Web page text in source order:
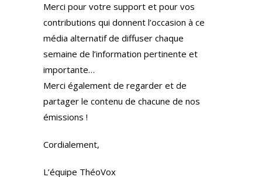
Merci pour votre support et pour vos
contributions qui donnent l’occasion à ce
média alternatif de diffuser chaque
semaine de l’information pertinente et
importante…
Merci également de regarder et de
partager le contenu de chacune de nos
émissions !
Cordialement,
L’équipe ThéoVox